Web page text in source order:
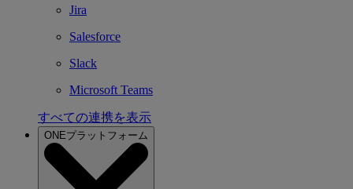
Jira
Salesforce
Slack
Microsoft Teams
すべての連携を表示
ONEプラットフォーム